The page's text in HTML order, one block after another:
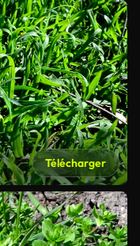
Télécharger